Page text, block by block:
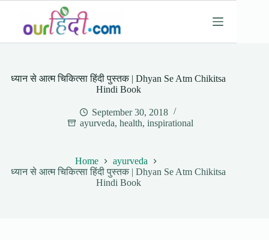
content
ध्यान से आत्म चिकित्सा हिंदी पुस्तक | Dhyan Se Atm Chikitsa
Hindi Book
September 30, 2018
ayurveda, health, inspirational
Home
ayurveda
ध्यान से आत्म चिकित्सा हिंदी पुस्तक | Dhyan Se Atm Chikitsa
Hindi Book